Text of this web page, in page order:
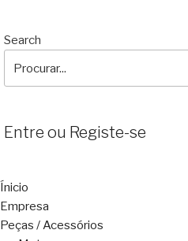
Search
Entre ou Registe-se
Ínicio
Empresa
Peças / Acessórios